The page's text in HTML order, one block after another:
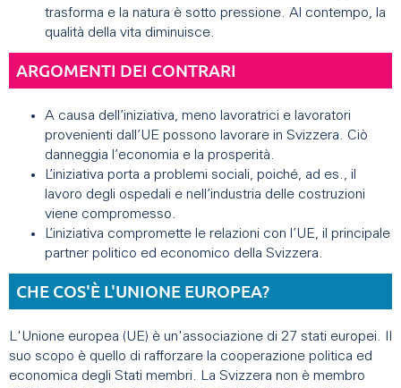
trasforma e la natura è sotto pressione. Al contempo, la
qualità della vita diminuisce.
ARGOMENTI DEI CONTRARI
A causa dell’iniziativa, meno lavoratrici e lavoratori
provenienti dall’UE possono lavorare in Svizzera. Ciò
danneggia l’economia e la prosperità.
L’iniziativa porta a problemi sociali, poiché, ad es., il
lavoro degli ospedali e nell’industria delle costruzioni
viene compromesso.
L’iniziativa compromette le relazioni con l’UE, il principale
partner politico ed economico della Svizzera.
CHE COS'È L'UNIONE EUROPEA?
L'Unione europea (UE) è un'associazione di 27 stati europei. Il
suo scopo è quello di rafforzare la cooperazione politica ed
economica degli Stati membri. La Svizzera non è membro